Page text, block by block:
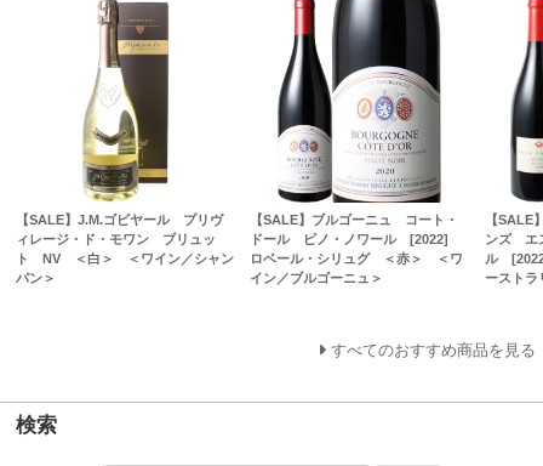
【SALE】J.M.ゴビヤール プリヴ
ィレージ・ド・モワン ブリュッ
ト NV ＜白＞ ＜ワイン／シャン
パン＞
【SALE】ブルゴーニュ コート・
ドール ピノ・ノワール [2022]
ロベール・シリュグ ＜赤＞ ＜ワ
イン／ブルゴーニュ＞
【SALE
ンズ エ
ル
ーストラ
すべてのおすすめ商品を見る
検索